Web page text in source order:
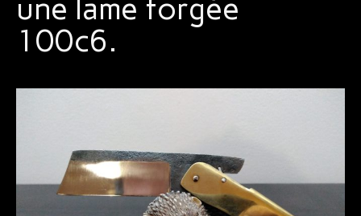
Couteau fixe et dague
À table
Bijoux
une lame forgée
100c6.